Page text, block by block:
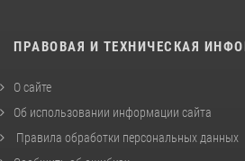
ПРАВОВАЯ И ТЕХНИЧЕСКАЯ
О сайте
Об использовании информации сайта
Правила обработки персональных данных